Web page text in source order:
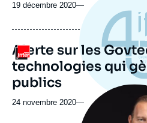
19 décembre 2020—
Logo
Alerte sur les
technologies qui
publics
24 novembre 2020—
Image
principale
médiatique